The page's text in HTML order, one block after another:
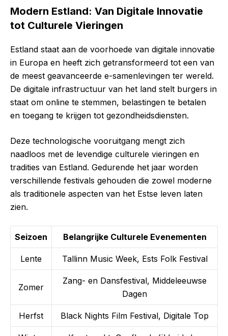
Modern Estland: Van Digitale Innovatie
tot Culturele Vieringen
Estland staat aan de voorhoede van digitale innovatie
in Europa en heeft zich getransformeerd tot een van
de meest geavanceerde e-samenlevingen ter wereld.
De digitale infrastructuur van het land stelt burgers in
staat om online te stemmen, belastingen te betalen
en toegang te krijgen tot gezondheidsdiensten.
Deze technologische vooruitgang mengt zich
naadloos met de levendige culturele vieringen en
tradities van Estland. Gedurende het jaar worden
verschillende festivals gehouden die zowel moderne
als traditionele aspecten van het Estse leven laten
zien.
Seizoen Belangrijke Culturele Evenementen
Lente Tallinn Music Week, Ests Folk Festival
Zomer
Zang- en Dansfestival, Middeleeuwse
Dagen
Herfst Black Nights Film Festival, Digitale Top